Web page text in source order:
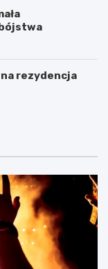
rezydencja